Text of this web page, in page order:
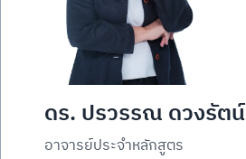
ดร. ปรวรรณ ดวงรัตน์
อาจารย์ประจำหลักสูตร